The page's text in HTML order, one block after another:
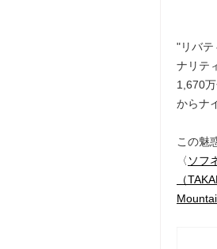
"リバテ
ナリテ
1,670
からナ
この魅
〈 ソフ
（